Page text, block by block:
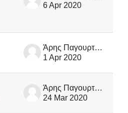
6 Apr 2020
Άρης Παγουρτζής
1 Apr 2020
Άρης Παγουρτζής
24 Mar 2020